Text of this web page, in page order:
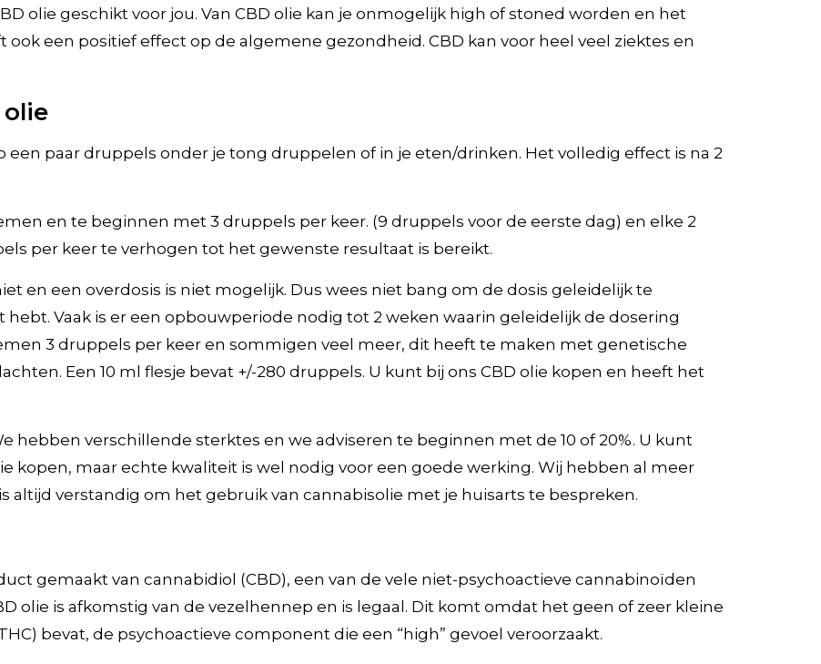
olie geschikt voor jou. Van CBD olie kan je onmogelijk high of stoned worden en het
een positief effect op de algemene gezondheid. CBD kan voor heel veel ziektes en
een paar druppels onder je tong druppelen of in je eten/drinken. Het volledig effect is na 2
en te beginnen met 3 druppels per keer. (9 druppels voor de eerste dag) en elke 2
per keer te verhogen tot het gewenste resultaat is bereikt.
en een overdosis is niet mogelijk. Dus wees niet bang om de dosis geleidelijk te
Vaak is er een opbouwperiode nodig tot 2 weken waarin geleidelijk de dosering
3 druppels per keer en sommigen veel meer, dit heeft te maken met genetische
Een 10 ml flesje bevat +/-280 druppels. U kunt bij ons CBD olie kopen en heeft het
hebben verschillende sterktes en we adviseren te beginnen met de 10 of 20%. U kunt
kopen, maar echte kwaliteit is wel nodig voor een goede werking. Wij hebben al meer
altijd verstandig om het gebruik van cannabisolie met je huisarts te bespreken.
gemaakt van cannabidiol (CBD), een van de vele niet-psychoactieve cannabinoïden
olie is afkomstig van de vezelhennep en is legaal. Dit komt omdat het geen of zeer kleine
bevat, de psychoactieve component die een “high” gevoel veroorzaakt.